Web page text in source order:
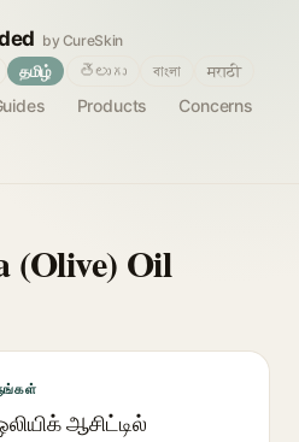
by CureSkin
Products
Concerns
தமிழ் తెలుగు বাংলা मराठी
(Olive) Oil
ஆசிட்டில்